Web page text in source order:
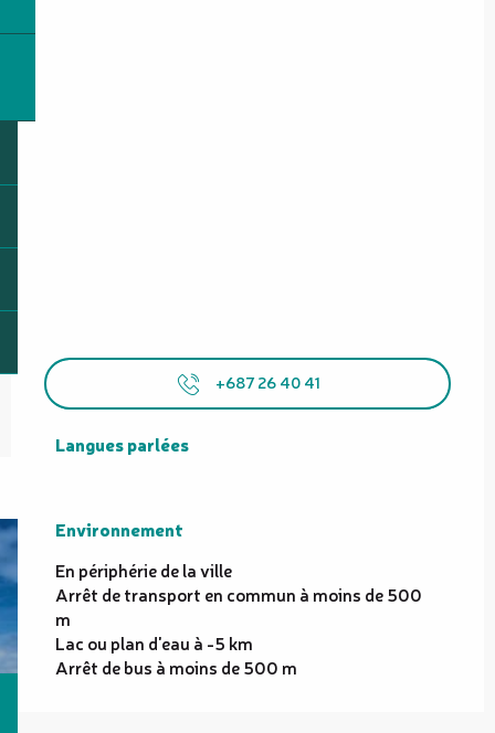
+687 26 40 41
Langues parlées
Langues parlées
Environnement
Environnement
En périphérie de la ville
Arrêt de transport en commun à moins de 500
m
Lac ou plan d'eau à -5 km
Arrêt de bus à moins de 500 m